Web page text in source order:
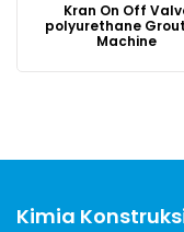
Kran On Off
polyurethane
Machine
Kimia